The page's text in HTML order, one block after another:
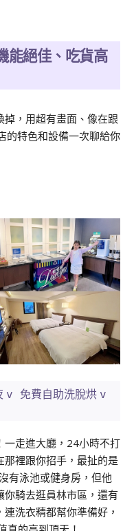
能絕佳、吃貨高
，用超有畫面、像在跟
的特色和設備一次聊給你
v 免費自助洗脫烘 v
一走進大廳，24小時不打
裡跟你招手，最扯的是
有泳池或健身房，但他
騎去逛員林市區，還有
洗衣精都幫你準備好，